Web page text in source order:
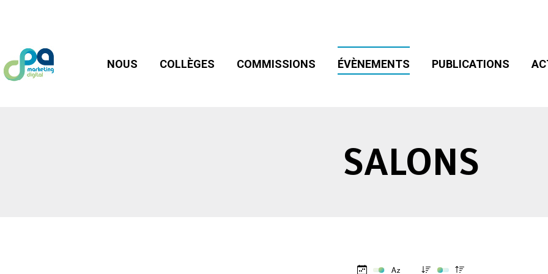
NOUS COLLÈGES COMMISSIONS ÉVÈNEMENTS PUBLICATIONS
SALONS
ADHÉSION